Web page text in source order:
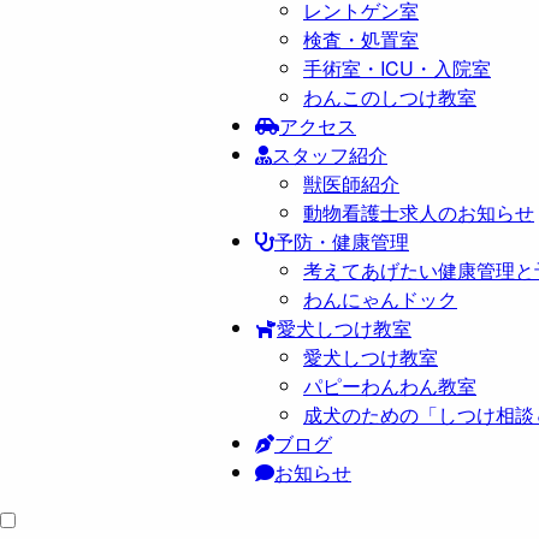
レントゲン室
検査・処置室
手術室・ICU・入院室
わんこのしつけ教室
アクセス
スタッフ紹介
獣医師紹介
動物看護士求人のお知らせ
予防・健康管理
考えてあげたい健康管理
わんにゃんドック
愛犬しつけ教室
愛犬しつけ教室
パピーわんわん教室
成犬のための「しつけ相談
ブログ
お知らせ